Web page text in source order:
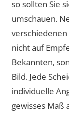
so sollten Sie
umschauen.
verschiedenen
nicht auf
Bekannten,
Bild. Jede
individuelle
gewisses Maß